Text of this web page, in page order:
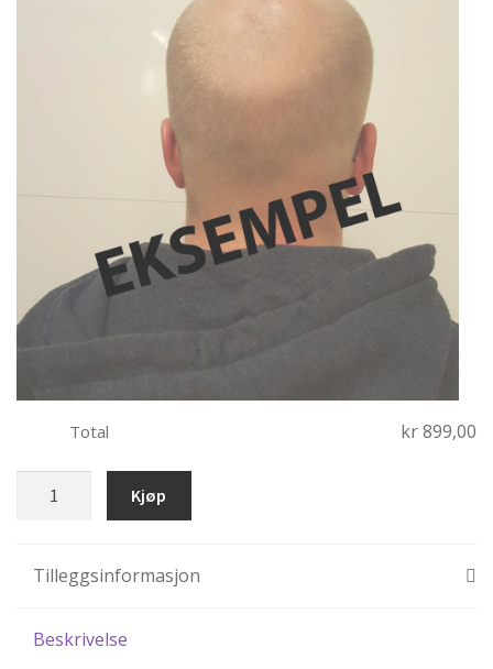
Total kr 899,00
antall
Kjøp
Tilleggsinformasjon
Beskrivelse